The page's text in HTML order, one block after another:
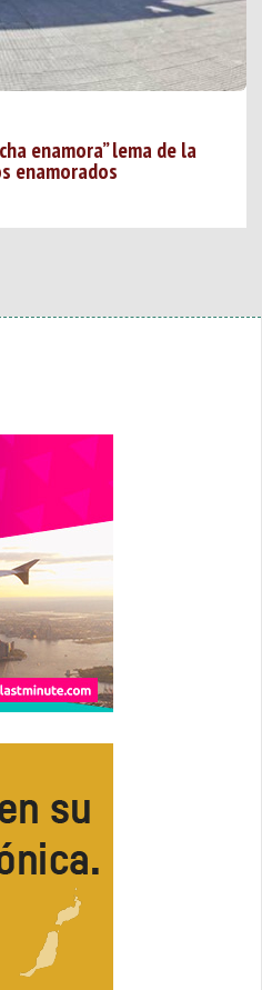
enamora” lema de la
enamorados